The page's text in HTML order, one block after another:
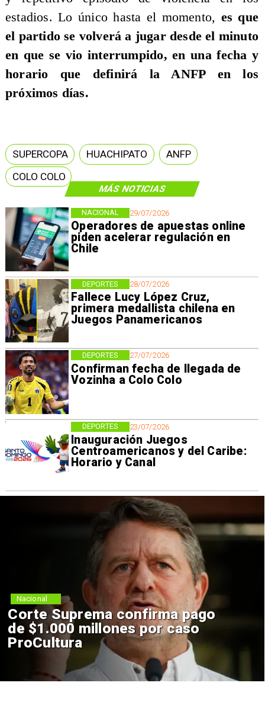
MÁS NOTICIAS
29/07/2026
Operadores de apuestas online
piden acelerar regulación en
Chile
NACIONAL
28/07/2026
Fallece Lucy López Cruz,
primera medallista chilena en
Juegos Panamericanos
DEPORTES
27/07/2026
Confirman fecha de llegada de
Vozinha a Colo Colo
DEPORTES
23/07/2026
Inauguración Juegos
Centroamericanos y del Caribe:
Horario y Canal
DEPORTES
estadios. Lo único hasta el momento, es que
el partido se volverá a jugar desde el minuto
en que se vio interrumpido, en una fecha y
horario que definirá la ANFP en los
próximos días.
SUPERCOPA HUACHIPATO
ANFP
COLO COLO
Corte Suprema confirma pago
de $1.000 millones por caso
ProCultura
Nacional